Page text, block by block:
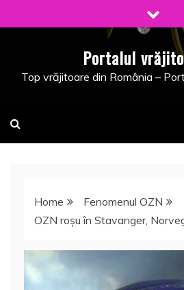
to
Portalul
Top vrăjitoare din România –
Home
Fenomenul OZN
OZN roşu în Stavanger,